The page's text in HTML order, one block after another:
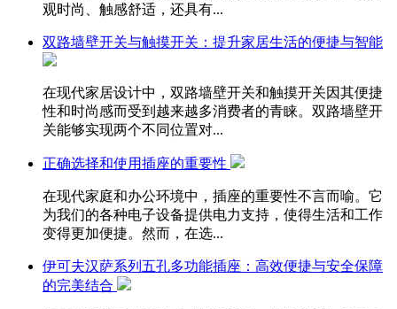
观时尚、触感舒适，还具有...
双路墙壁开关与触摸开关：提升家居生活的便捷与智能
在现代家居设计中，双路墙壁开关和触摸开关因其便捷
性和时尚感而受到越来越多消费者的青睐。双路墙壁开
关能够实现两个不同位置对...
正确选择和使用插座的重要性
在现代家庭和办公环境中，插座的重要性不言而喻。它
为我们的各种电子设备提供电力支持，使得生活和工作
变得更加便捷。然而，在选...
伊可夫汉萨系列五孔多功能插座：高效便捷与安全保障
的完美结合